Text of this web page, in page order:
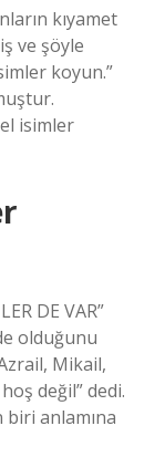
kıyamet
ve şöyle
koyun.”
isimler
DE VAR”
olduğunu
Mikail,
değil” dedi.
biri anlamına